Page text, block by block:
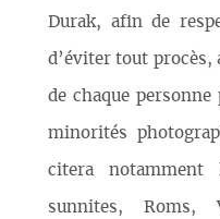
Durak, afin de
d’éviter tout procès,
de chaque
minorités
citera notamment
sunnites, Roms,